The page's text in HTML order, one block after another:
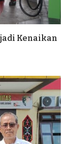
Kenaikan